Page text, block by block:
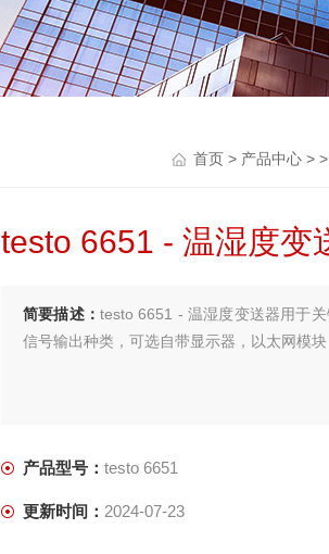
首页 > 产品中心 > >
testo 6651 - 温湿度变
简要描述：testo 6651 - 温湿度变送器用于
信号输出种类，可选自带显示器，以太网模
产品型号： testo 6651
更新时间： 2024-07-23